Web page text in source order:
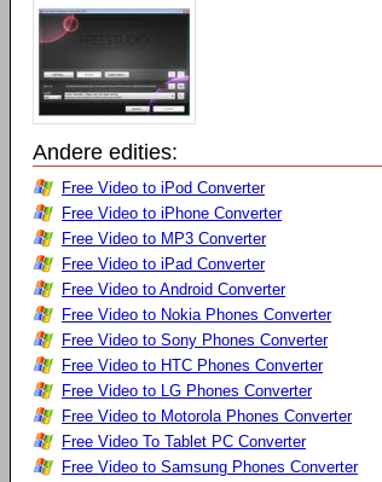
Andere edities:
Free Video to iPod Converter
Free Video to iPhone Converter
Free Video to MP3 Converter
Free Video to iPad Converter
Free Video to Android Converter
Free Video to Nokia Phones Converter
Free Video to Sony Phones Converter
Free Video to HTC Phones Converter
Free Video to LG Phones Converter
Free Video to Motorola Phones Converter
Free Video To Tablet PC Converter
Free Video to Samsung Phones Converter